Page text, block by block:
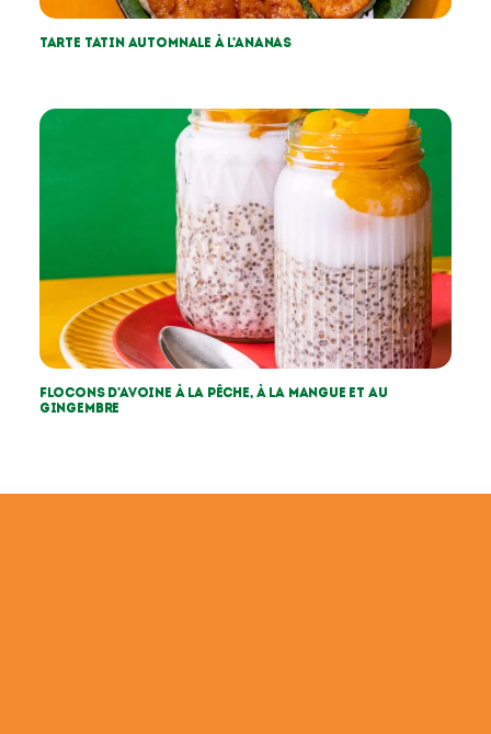
Tarte tatin automnale à l’ananas
Flocons d’avoine à la pêche, à la mangue et au
gingembre